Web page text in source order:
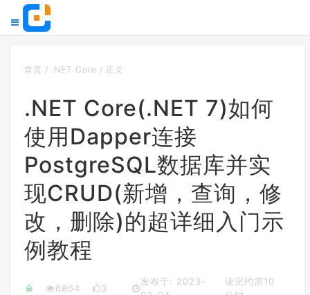
首页 / .NET Core / 正文
.NET Core(.NET 7)如何
使用Dapper连接
PostgreSQL数据库并实
现CRUD(新增，查询，修
改，删除)的超详细入门示
例教程
6864 3
发布于: 2023-
读完约需10